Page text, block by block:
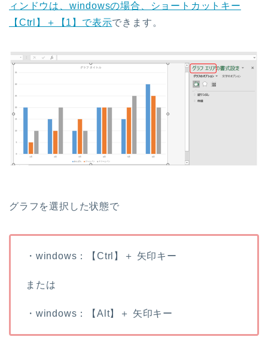
ィンドウは、windowsの場合、ショートカットキー
【Ctrl】＋【1】で表示できます。
グラフを選択した状態で
・windows：【Ctrl】＋ 矢印キー
または
・windows：【Alt】＋ 矢印キー